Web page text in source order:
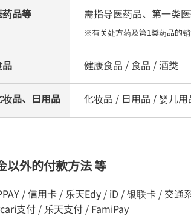
药品等 需指导医药品、第一类
※有关处方药及第1类药品的
健康食品 / 食品 / 酒类
品、日用品 化妆品 / 日用品 / 婴儿
以外的付款方法 等
/ 信用卡 / 乐天Edy / iD / 银联卡 / 交
支付 / 乐天支付 / FamiPay